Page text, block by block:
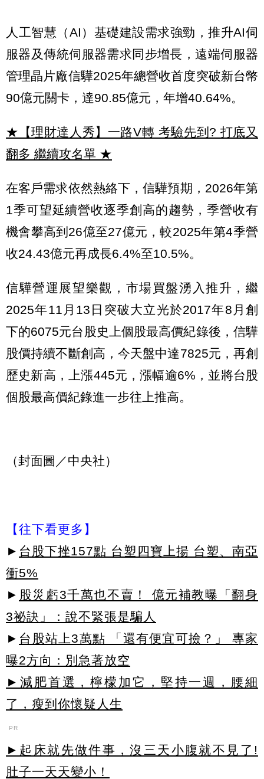
人工智慧（AI）基礎建設需求強勁，推升AI伺
服器及傳統伺服器需求同步增長，遠端伺服器
管理晶片廠信驊2025年總營收首度突破新台幣
90億元關卡，達90.85億元，年增40.64%。
★【理財達人秀】一路V轉 考驗先到? 打底又
翻多 繼續攻名單 ★
在客戶需求依然熱絡下，信驊預期，2026年第
1季可望延續營收逐季創高的趨勢，季營收有
機會攀高到26億至27億元，較2025年第4季營
收24.43億元再成長6.4%至10.5%。
信驊營運展望樂觀，市場買盤湧入推升，繼
2025年11月13日突破大立光於2017年8月創
下的6075元台股史上個股最高價紀錄後，信驊
股價持續不斷創高，今天盤中達7825元，再創
歷史新高，上漲445元，漲幅逾6%，並將台股
個股最高價紀錄進一步往上推高。
（封面圖／中央社）
【往下看更多】
► 台股下挫157點 台塑四寶上揚 台塑、南亞
衝5%
► 股災虧3千萬也不賣！ 億元補教曝「翻身
3祕訣」：說不緊張是騙人
► 台股站上3萬點 「還有便宜可撿？」 專家
曝2方向：別急著放空
►減肥首選，檸檬加它，堅持一週，腰細
了，瘦到你懷疑人生
PR
►起床就先做件事，沒三天小腹就不見了!
肚子一天天變小！